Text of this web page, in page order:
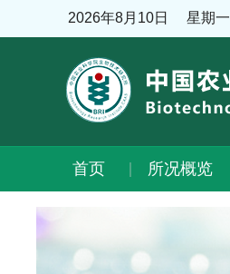
2026年8月10日 星期一
首页 所况概览